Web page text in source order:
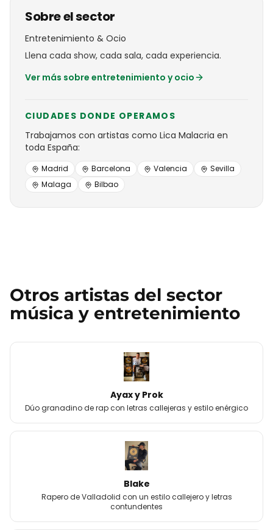
Sobre el sector
Entretenimiento & Ocio
Llena cada show, cada sala, cada experiencia.
Ver más sobre entretenimiento y ocio
CIUDADES DONDE OPERAMOS
Trabajamos con artistas como Lica Malacria en
toda España:
Madrid Barcelona Valencia
Sevilla
Malaga
Bilbao
Otros artistas del sector
música y entretenimiento
Ayax y Prok
Dúo granadino de rap con letras callejeras y estilo enérgico
Blake
Rapero de Valladolid con un estilo callejero y letras
contundentes